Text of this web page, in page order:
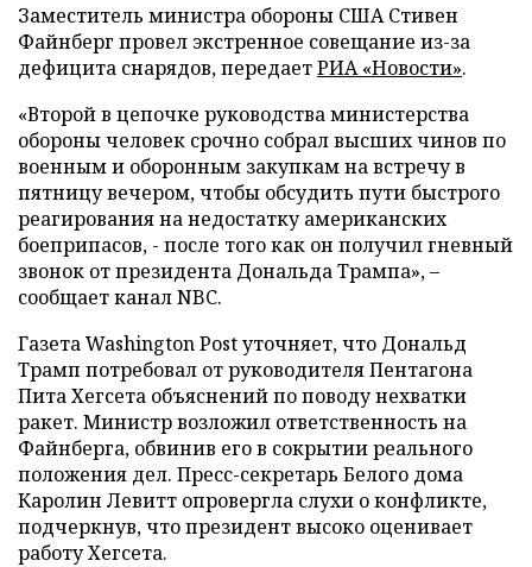
Заместитель министра обороны США Стивен
Файнберг провел экстренное совещание из-за
дефицита снарядов, передаетРИА «Новости».
«Второй в цепочке руководства министерства
обороны человек срочно собрал высших чинов по
военным и оборонным закупкам на встречу в
пятницу вечером, чтобы обсудить пути быстрого
реагирования на недостатку американских
боеприпасов, - после того как он получил гневный
звонок от президента Дональда Трампа», –
сообщает канал NBC.
Газета Washington Post уточняет, что Дональд
Трамп потребовал от руководителя Пентагона
Пита Хегсета объяснений по поводу нехватки
ракет. Министр возложил ответственность на
Файнберга, обвинив его в сокрытии реального
положения дел. Пресс-секретарь Белого дома
Каролин Левитт опровергла слухи о конфликте,
подчеркнув, что президент высоко оценивает
работу Хегсета.